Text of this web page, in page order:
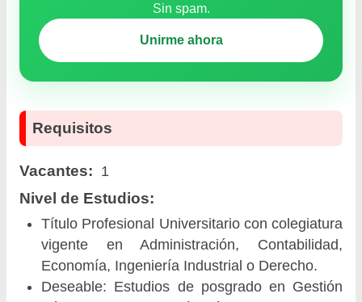
Sin spam.
Unirme ahora
Requisitos
Vacantes: 1
Nivel de Estudios:
Título Profesional Universitario con colegiatura
vigente en Administración, Contabilidad,
Economía, Ingeniería Industrial o Derecho.
Deseable: Estudios de posgrado en Gestión